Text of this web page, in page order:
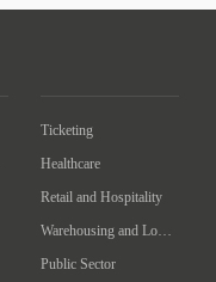
Ticketing
Healthcare
Retail and Hospitality
Warehousing and Logistics
Public Sector